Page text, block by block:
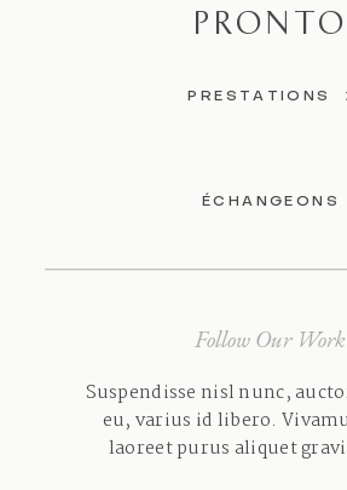
PRONTO
Follow Our Work
Suspendisse nisl nunc,
eu, varius id libero.
laoreet purus aliquet
PRESTATIONS
ÉCHANGEONS